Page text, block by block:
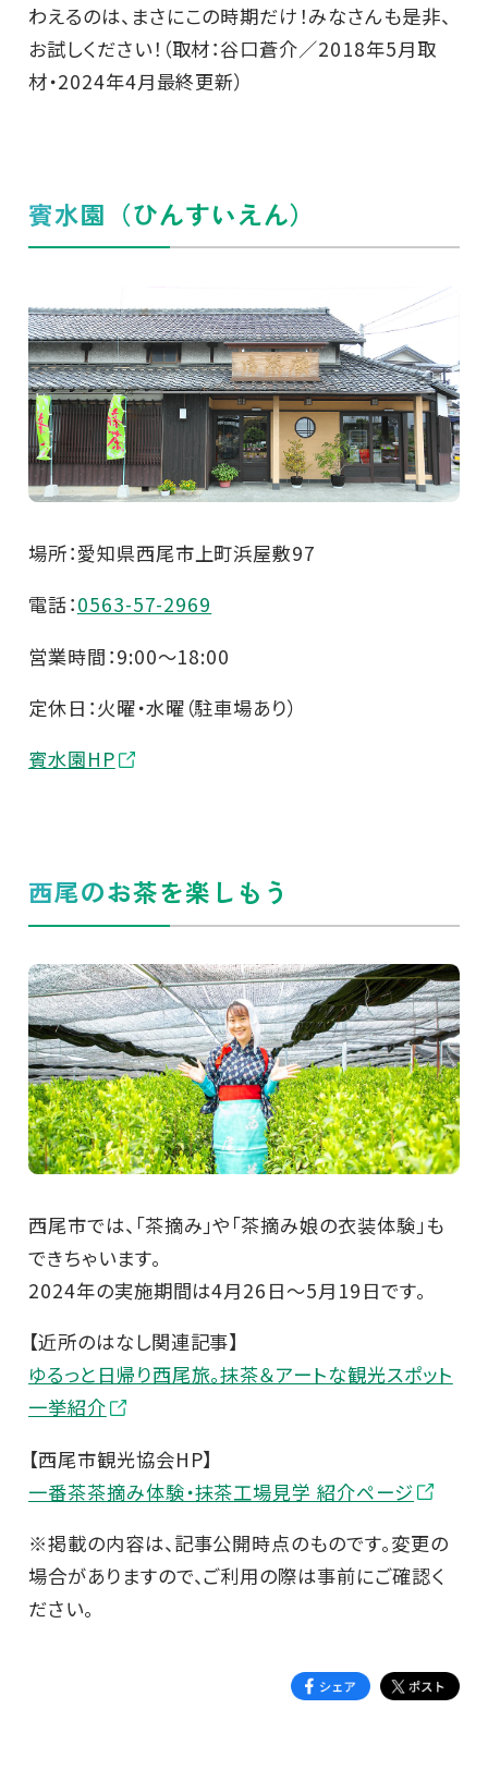
わえるのは、まさにこの時期だけ！みなさんも是非、
お試しください！（取材：谷口蒼介／2018年5月取
材・2024年4月最終更新）
賓水園（ひんすいえん）
場所：愛知県西尾市上町浜屋敷97
電話：0563-57-2969
営業時間：9:00～18:00
定休日：火曜・水曜（駐車場あり）
賓水園HP
西尾のお茶を楽しもう
西尾市では、「茶摘み」や「茶摘み娘の衣装体験」も
できちゃいます。
2024年の実施期間は4月26日～5月19日です。
【近所のはなし関連記事】
ゆるっと日帰り西尾旅。抹茶＆アートな観光スポット
一挙紹介
【西尾市観光協会HP】
一番茶茶摘み体験・抹茶工場見学 紹介ページ
※掲載の内容は、記事公開時点のものです。変更の
場合がありますので、ご利用の際は事前にご確認く
ださい。